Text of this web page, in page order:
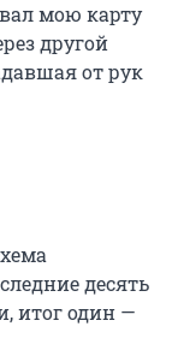
мою карту
другой
от рук
десять
итог один —